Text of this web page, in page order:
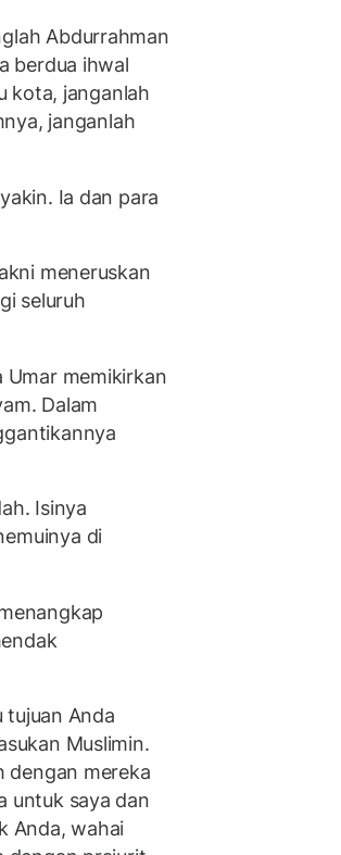
Abdurrahman
berdua ihwal
kota, janganlah
janganlah
Ia dan para
meneruskan
seluruh
Umar memikirkan
Dalam
Isinya
di
tujuan Anda
Muslimin.
dengan mereka
untuk saya dan
Anda, wahai